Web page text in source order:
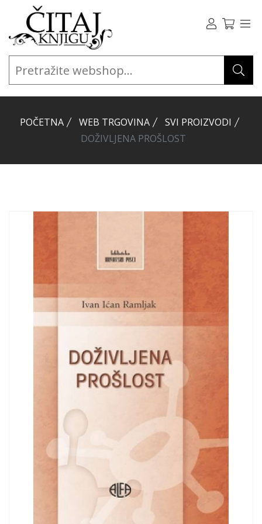
POČETNA WEB TRGOVINA
SVI PROIZVODI
DOŽIVLJENA PROŠLOST